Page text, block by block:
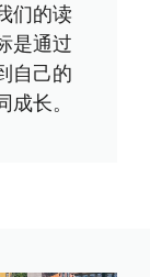
们的读
是通过
自己的
长。